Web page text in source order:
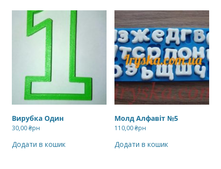
Вирубка Один
30,00₴рн
Додати в кошик
Молд Алфавіт №5
110,00₴рн
Додати в кошик